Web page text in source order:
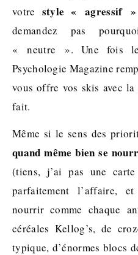
votre style « agressif
demandez pas
« neutre ». Une fois
Psychologie Magazine
vous offre vos skis avec
fait.
Même si le sens des
quand même bien se
(tiens, j’ai pas une
parfaitement l’affaire,
nourrir comme chaque
céréales Kellog’s, de
typique, d’énormes blocs